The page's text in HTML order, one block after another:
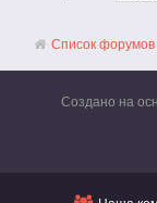
Список форумов
Создано на